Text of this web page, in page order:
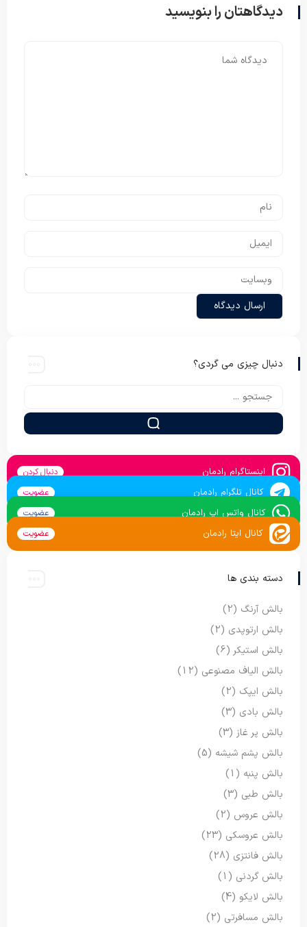
دیدگاهتان را بنویسید
دنبال چیزی می گردی؟
اینستاگرام رادمان دنبال کردن
کانال تلگرام رادمان عضویت
کانال واتس اپ رادمان عضویت
کانال ایتا رادمان عضویت
دسته بندی ها
بالش آرنگ (2)
بالش ارتوپدی (2)
بالش استیکر(6)
بالش الیاف مصنوعی (12)
بالش ایپک (2)
بالش بادی (3)
بالش پر غاز (3)
بالش پشم شیشه (5)
بالش پنبه (1)
بالش طبی (3)
بالش عروس (2)
بالش عروسکی (23)
بالش فانتزی (28)
بالش گردنی (1)
بالش لایکو (4)
بالش مسافرتی (2)